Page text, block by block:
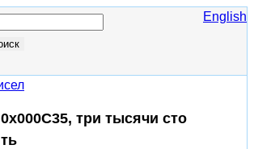
English
три тысячи сто